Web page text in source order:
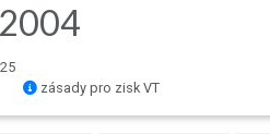
zásady pro zisk VT